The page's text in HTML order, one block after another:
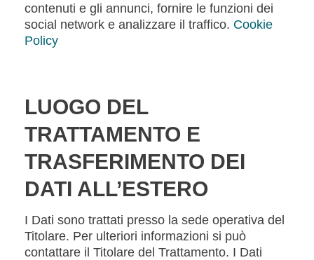
contenuti e gli annunci, fornire le funzioni dei
social network e analizzare il traffico. Cookie
Policy
LUOGO DEL
TRATTAMENTO E
TRASFERIMENTO DEI
DATI ALL’ESTERO
I Dati sono trattati presso la sede operativa del
Titolare. Per ulteriori informazioni si può
contattare il Titolare del Trattamento. I Dati